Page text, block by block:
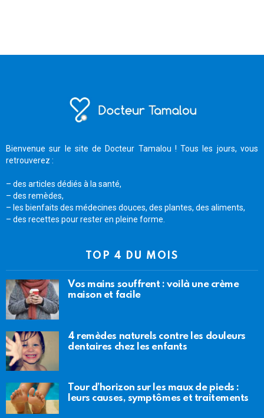
Bienvenue sur le site de Docteur Tamalou ! Tous les jours, vous
retrouverez :
– des articles dédiés à la santé,
– des remèdes,
– les bienfaits des médecines douces, des plantes, des aliments,
– des recettes pour rester en pleine forme.
TOP 4 DU MOIS
Vos mains souffrent : voilà une crème
maison et facile
4 remèdes naturels contre les douleurs
dentaires chez les enfants
Tour d’horizon sur les maux de pieds :
leurs causes, symptômes et traitements